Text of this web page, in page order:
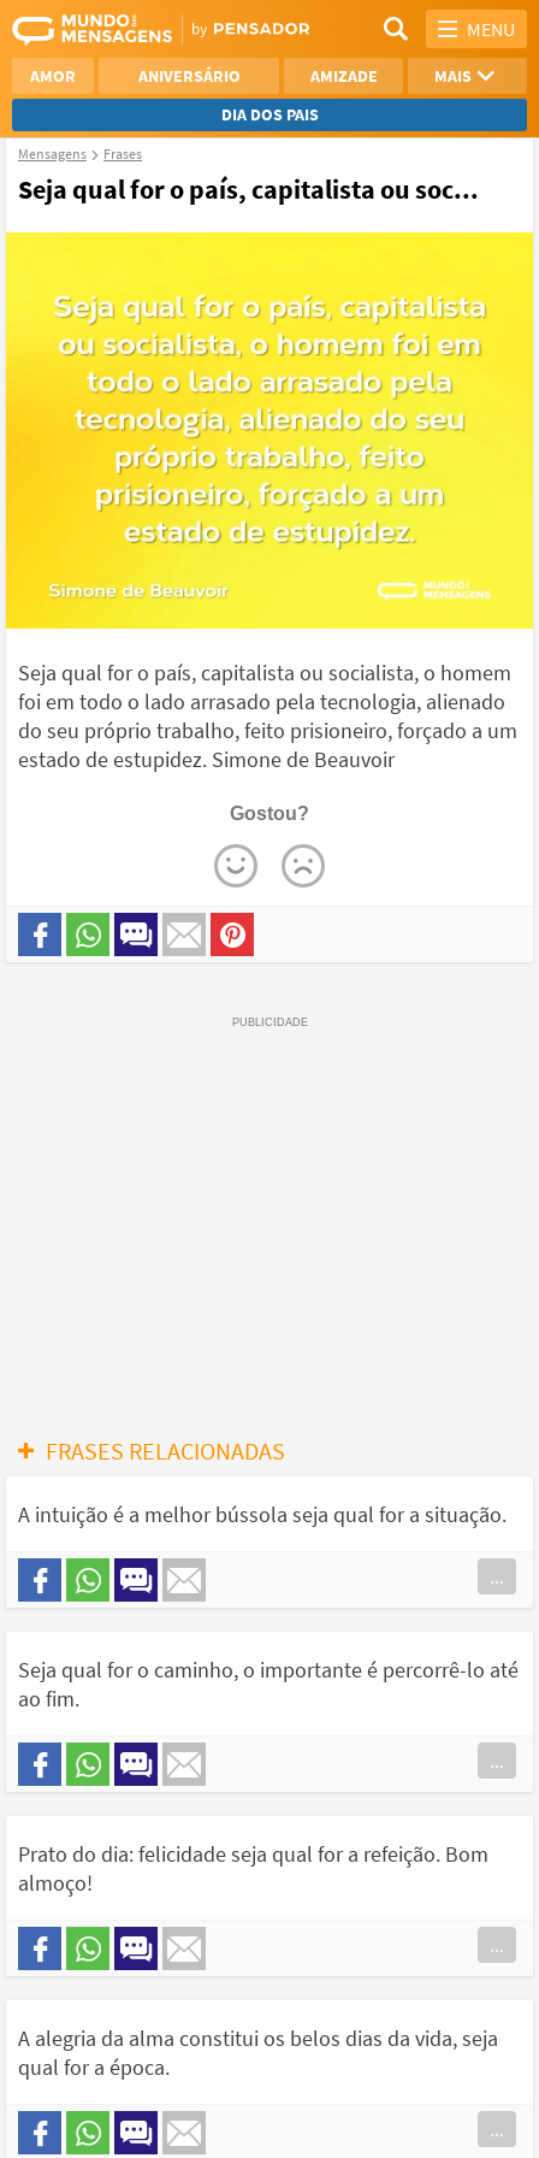
MENU
AMOR ANIVERSÁRIO AMIZADE
MAIS
DIA DOS PAIS
REFLEXÃO
AGRADECIMENTO
Mensagens Frases
Seja qual for o país, capitalista ou soc...
Seja qual for o país, capitalista ou socialista, o homem
foi em todo o lado arrasado pela tecnologia, alienado
do seu próprio trabalho, feito prisioneiro, forçado a um
estado de estupidez. Simone de Beauvoir
Gostou?
FRASES RELACIONADAS
A intuição é a melhor bússola seja qual for a situação.
...
Seja qual for o caminho, o importante é percorrê-lo até
ao fim.
...
Prato do dia: felicidade seja qual for a refeição. Bom
almoço!
...
A alegria da alma constitui os belos dias da vida, seja
qual for a época.
...